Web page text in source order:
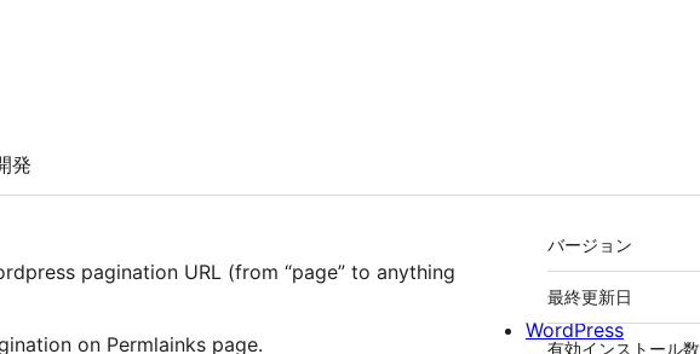
発
pagination URL (from “page” to anything
on Permlainks page.
メ
タ
バージョン
最終更新日
有効インストール数
WordPress